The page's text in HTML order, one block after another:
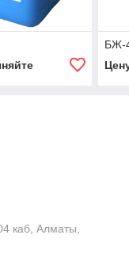
БЖ-
каб, Алматы,